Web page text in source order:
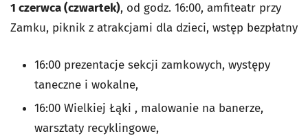
1 czerwca (czwartek), od godz. 16:00, amfiteatr przy
Zamku, piknik z atrakcjami dla dzieci, wstęp bezpłatny
16:00 prezentacje sekcji zamkowych, występy
taneczne i wokalne,
16:00 Wielkiej Łąki , malowanie na banerze,
warsztaty recyklingowe,